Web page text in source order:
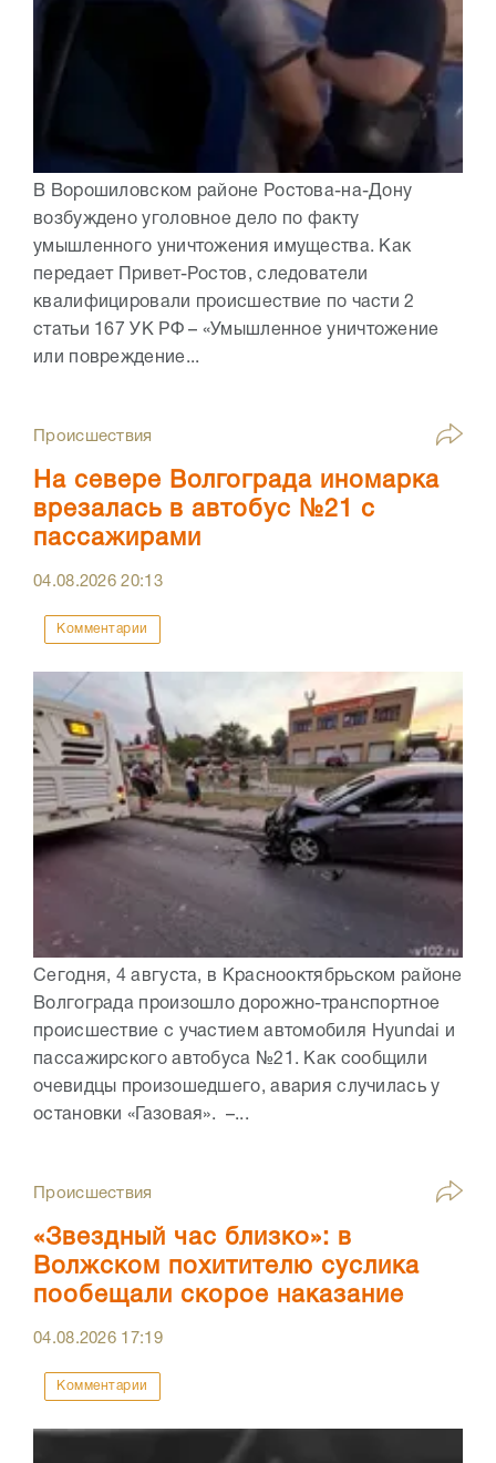
В Ворошиловском районе Ростова-на-Дону
возбуждено уголовное дело по факту
умышленного уничтожения имущества. Как
передает Привет-Ростов, следователи
квалифицировали происшествие по части 2
статьи 167 УК РФ – «Умышленное уничтожение
или повреждение...
Происшествия
На севере Волгограда иномарка
врезалась в автобус №21 с
пассажирами
04.08.202620:13
Комментарии
Сегодня, 4 августа, в Краснооктябрьском районе
Волгограда произошло дорожно-транспортное
происшествие с участием автомобиля Hyundai и
пассажирского автобуса №21. Как сообщили
очевидцы произошедшего, авария случилась у
остановки «Газовая». –...
Происшествия
«Звездный час близко»: в
Волжском похитителю суслика
пообещали скорое наказание
04.08.2026 17:19
Комментарии